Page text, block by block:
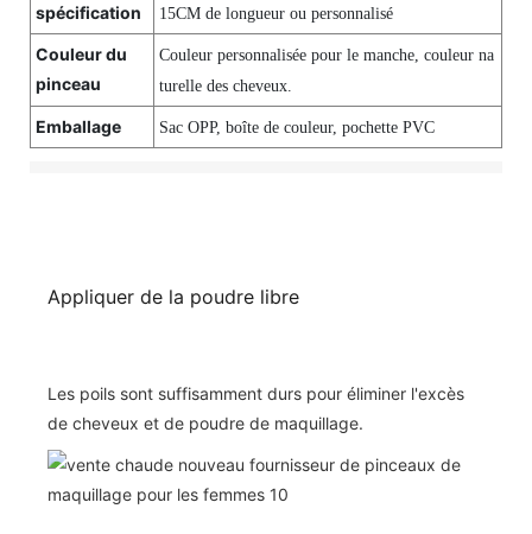
spécification 15CM de longueur ou personnalisé
Couleur du
pinceau
Couleur personnalisée pour le manche, couleur na
turelle des cheveux.
Emballage Sac OPP, boîte de couleur, pochette PVC
Appliquer de la poudre libre
Les poils sont suffisamment durs pour éliminer l'excès
de cheveux et de poudre de maquillage.